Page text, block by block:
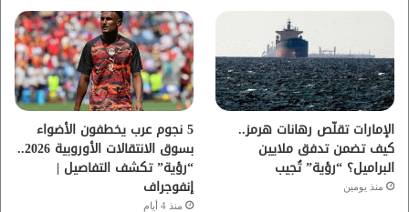
الإمارات تقلّص رهانات هرمز..
كيف تضمن تدفق ملايين
البراميل؟ “رؤية” تُجيب
منذ يومين
5 نجوم عرب يخطفون الأضواء
بسوق الانتقالات الأوروبية 2026..
“رؤية” تكشف التفاصيل |
إنفوجراف
منذ 4 أيام